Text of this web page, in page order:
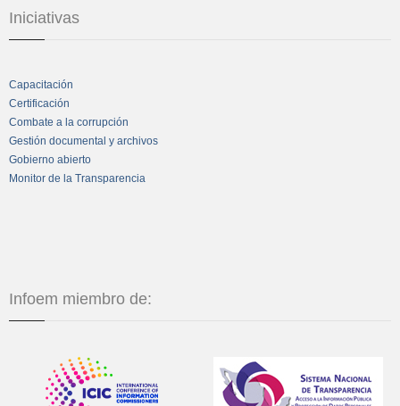
Iniciativas
Capacitación
Certificación
Combate a la corrupción
Gestión documental y archivos
Gobierno abierto
Monitor de la Transparencia
Infoem miembro de: